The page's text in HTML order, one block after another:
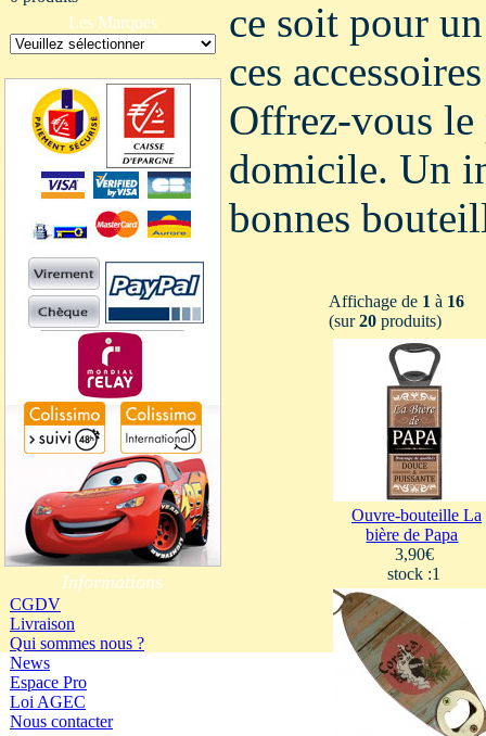
Les Marques
Informations
CGDV
Livraison
Qui sommes nous ?
News
Espace Pro
Loi AGEC
Nous contacter
ce soit pour
ces
Offrez-vous le
domicile. Un
bonnes
Affichage de 1 à 16
(sur20 produits)
Ouvre-bouteille La
bière de Papa
3,90€
stock :1